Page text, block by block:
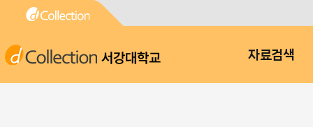
서강대학교 자료검색